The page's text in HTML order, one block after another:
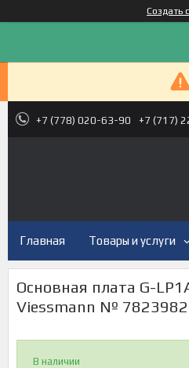
Создать
+7 (778) 020-63-90 +7 (717)
Главная Товары и услуги
Основная плата G-
Viessmann № 7823982
В наличии